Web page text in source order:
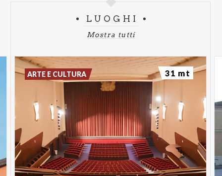
LUOGHI
Mostra tutti
ARTE E CULTURA 31 mt